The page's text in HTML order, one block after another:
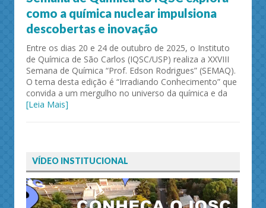
como a química nuclear impulsiona
descobertas e inovação
Entre os dias 20 e 24 de outubro de 2025, o Instituto
de Química de São Carlos (IQSC/USP) realiza a XXVIII
Semana de Química “Prof. Edson Rodrigues” (SEMAQ).
O tema desta edição é “Irradiando Conhecimento” que
convida a um mergulho no universo da química e da
[Leia Mais]
VÍDEO INSTITUCIONAL